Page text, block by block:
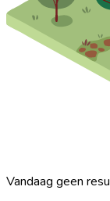
Vandaag geen